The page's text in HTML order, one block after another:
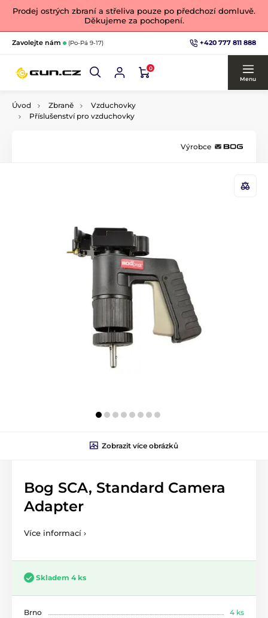
Prodej ostrých zbraní a střeliva pouze po předchozí domluvě.
Děkujeme za pochopení.
Zavolejte nám (Po-Pá 9-17) +420 777 811 888
0
Menu
Úvod Zbraně
Vzduchovky
Příslušenství pro vzduchovky
Výrobce
Zobrazit více obrázků
Bog SCA, Standard Camera
Adapter
Více informací ›
Skladem 4 ks
Brno 4 ks